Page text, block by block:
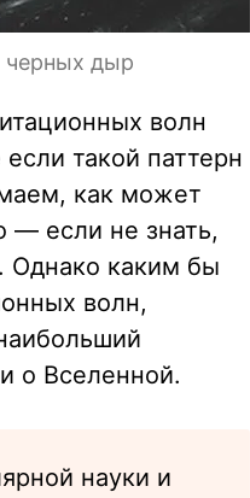
черных дыр
волн
такой паттерн
как может
— если не знать,
Однако каким бы
волн,
о Вселенной.
науки и